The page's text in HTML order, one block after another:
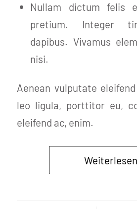
Nullam dictum felis
pretium. Integer
dapibus. Vivamus
nisi.
Aenean vulputate
leo ligula, porttitor eu,
eleifend ac, enim.
Weiterlesen